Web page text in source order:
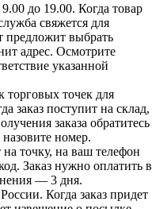
9.00 до 19.00. Когда товар
свяжется для
предложит выбрать
адрес. Осмотрите
указанной
торговых точек для
заказ поступит на склад,
заказа обратитесь
номер.
на точку, на ваш телефон
Заказ нужно оплатить в
— 3 дня.
Когда заказ придет